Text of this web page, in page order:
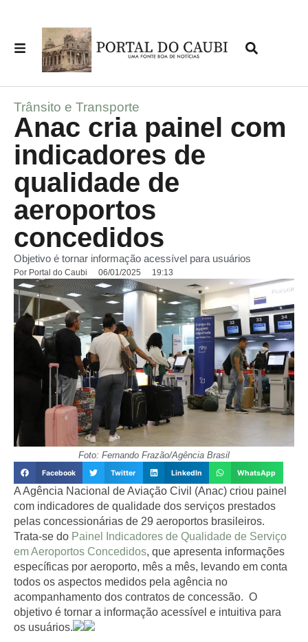
Trânsito e Transporte
Anac cria painel com
indicadores de
qualidade de
aeroportos
concedidos
Objetivo é tornar informação acessível para usuários
Por Portal do Caubi 06/01/2025 19:13
Foto: Fernando Frazão/Agência Brasil
Facebook Twitter LinkedIn WhatsApp
A Agência Nacional de Aviação Civil (Anac) criou painel
com indicadores de qualidade dos serviços prestados
pelas concessionárias de 29 aeroportos brasileiros.
Trata-se do Painel Indicadores de Qualidade de Serviço
em Aeroportos Concedidos, que apresenta informações
específicas por aeroporto, mês a mês, levando em conta
todos os aspectos medidos pela agência no
acompanhamento dos contratos de concessão. O
objetivo é tornar a informação acessível e intuitiva para
os usuários.